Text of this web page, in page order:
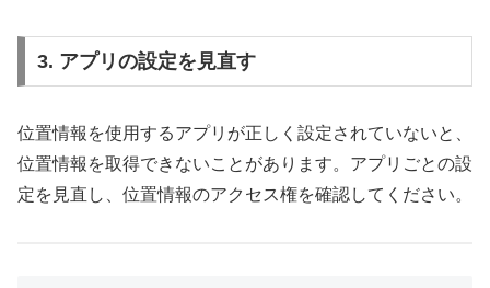
3. アプリの設定を見直す
位置情報を使用するアプリが正しく設定されていないと、
位置情報を取得できないことがあります。アプリごとの設
定を見直し、位置情報のアクセス権を確認してください。